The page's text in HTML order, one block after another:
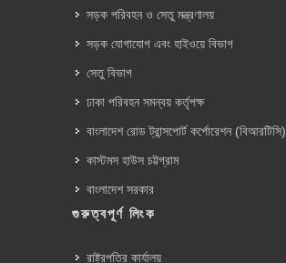
সড়ক পরিবহন ও সেতু মন্ত্রণালয়
সড়ক যোগাযোগ এবং হাইওয়ে বিভাগ
সেতু বিভাগ
ঢাকা পরিবহন সমন্বয় কর্তৃপক্ষ
বাংলাদেশ রোড ট্রান্সপোর্ট কর্পোরেশন (বিআরটিসি)
কাস্টমস হাউস চট্টগ্রাম
বাংলাদেশ সরকার
গুরুত্বপূর্ণ লিংক
রাষ্ট্রপতির কার্যালয়